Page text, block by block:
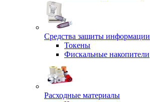
Средства защиты информации
Токены
Фискальные накопители
Расходные материалы